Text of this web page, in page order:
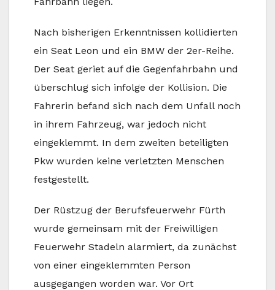
Nach bisherigen Erkenntnissen kollidierten
ein Seat Leon und ein BMW der 2er-Reihe.
Der Seat geriet auf die Gegenfahrbahn und
überschlug sich infolge der Kollision. Die
Fahrerin befand sich nach dem Unfall noch
in ihrem Fahrzeug, war jedoch nicht
eingeklemmt. In dem zweiten beteiligten
Pkw wurden keine verletzten Menschen
festgestellt.
Der Rüstzug der Berufsfeuerwehr Fürth
wurde gemeinsam mit der Freiwilligen
Feuerwehr Stadeln alarmiert, da zunächst
von einer eingeklemmten Person
ausgegangen worden war. Vor Ort